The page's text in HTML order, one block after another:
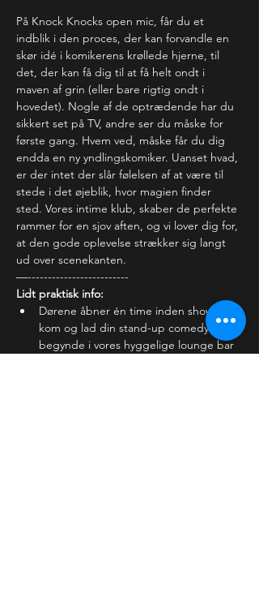
På Knock Knocks open mic, får du et
indblik i den proces, der kan forvandle en
skør idé i komikerens krøllede hjerne, til
det, der kan få dig til at få helt ondt i
maven af grin (eller bare rigtig ondt i
hovedet). Nogle af de optrædende har du
sikkert set på TV, andre ser du måske for
første gang. Hvem ved, måske får du dig
endda en ny yndlingskomiker. Uanset hvad,
er der intet der slår følelsen af at være til
stede i det øjeblik, hvor magien finder
sted. Vores intime klub, skaber de perfekte
rammer for en sjov aften, og vi lover dig for,
at den gode oplevelse strækker sig langt
ud over scenekanten.
—-------------------------
Lidt praktisk info:
Dørene åbner én time inden showet -
kom og lad din stand-up comedy aften
begynde i vores hyggelige lounge bar